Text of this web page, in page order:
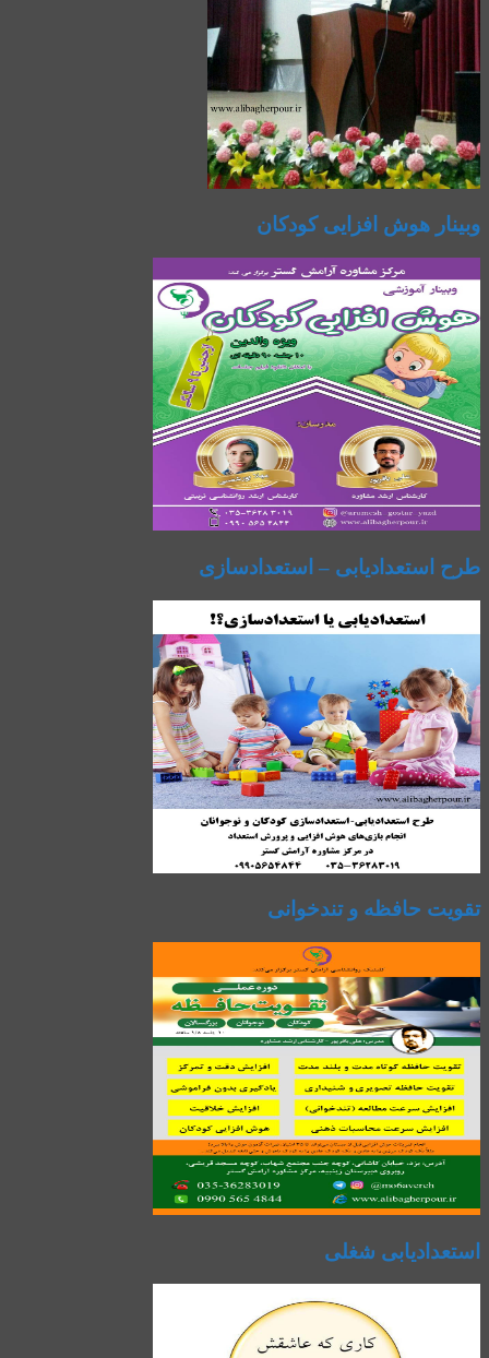
وبینار هوش افزایی کودکان
طرح استعدادیابی – استعدادسازی
تقویت حافظه و تندخوانی
استعدادیابی شغلی